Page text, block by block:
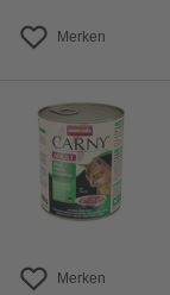
Merken
Merken